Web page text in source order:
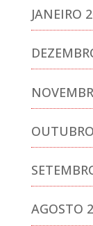
JANEIRO
AGOSTO